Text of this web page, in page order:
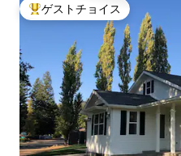
大好評のゲストチョイスです。
ゲストチョイス